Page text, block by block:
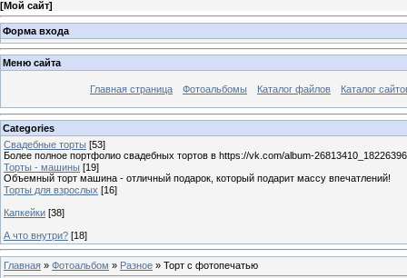
[Мой сайт]
Форма входа
Меню сайта
Главная страница Фотоальбомы Каталог файлов Каталог
Categories
Свадебные торты [53]
Более полное портфолио свадебных тортов в https://vk.com/album-
Торты - машины [19]
Объемный торт машина - отличный подарок, который подарит массу впечатлений!
Торты для взрослых [16]
Капкейки [38]
А что внутри? [18]
Главная » Фотоальбом » Разное » Торт с фотопечатью